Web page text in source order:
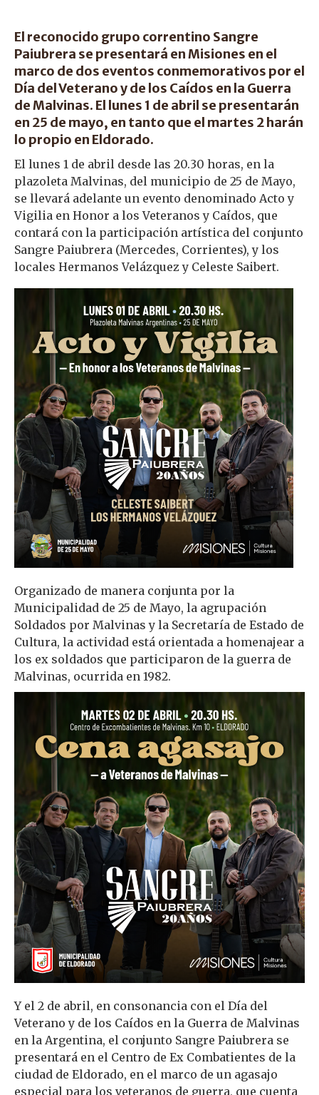
El reconocido grupo correntino Sangre
Paiubrera se presentará en Misiones en el
marco de dos eventos conmemorativos por el
Día del Veterano y de los Caídos en la Guerra
de Malvinas. El lunes 1 de abril se presentarán
en 25 de mayo, en tanto que el martes 2 harán
lo propio en Eldorado.
El lunes 1 de abril desde las 20.30 horas, en la
plazoleta Malvinas, del municipio de 25 de Mayo,
se llevará adelante un evento denominado Acto y
Vigilia en Honor a los Veteranos y Caídos, que
contará con la participación artística del conjunto
Sangre Paiubrera (Mercedes, Corrientes), y los
locales Hermanos Velázquez y Celeste Saibert.
Organizado de manera conjunta por la
Municipalidad de 25 de Mayo, la agrupación
Soldados por Malvinas y la Secretaría de Estado de
Cultura, la actividad está orientada a homenajear a
los ex soldados que participaron de la guerra de
Malvinas, ocurrida en 1982.
Y el 2 de abril, en consonancia con el Día del
Veterano y de los Caídos en la Guerra de Malvinas
en la Argentina, el conjunto Sangre Paiubrera se
presentará en el Centro de Ex Combatientes de la
ciudad de Eldorado, en el marco de un agasajo
especial para los veteranos de guerra, que cuenta